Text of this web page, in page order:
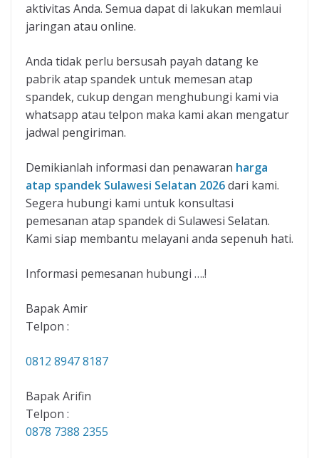
aktivitas Anda. Semua dapat di lakukan memlaui
jaringan atau online.
Anda tidak perlu bersusah payah datang ke
pabrik atap spandek untuk memesan atap
spandek, cukup dengan menghubungi kami via
whatsapp atau telpon maka kami akan mengatur
jadwal pengiriman.
Demikianlah informasi dan penawaran harga
atap spandek Sulawesi Selatan 2026dari kami.
Segera hubungi kami untuk konsultasi
pemesanan atap spandek di Sulawesi Selatan.
Kami siap membantu melayani anda sepenuh hati.
Informasi pemesanan hubungi ….!
Bapak Amir
Telpon :
0812 8947 8187
Bapak Arifin
Telpon :
0878 7388 2355